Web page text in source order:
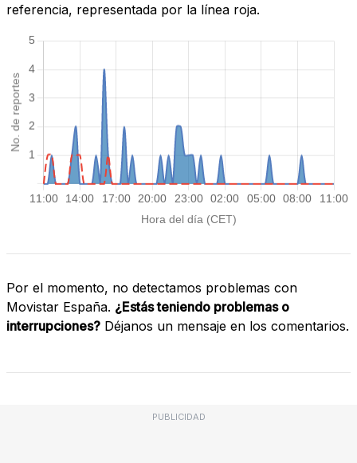
referencia, representada por la línea roja.
Por el momento, no detectamos problemas con
Movistar España. ¿Estás teniendo problemas o
interrupciones? Déjanos un mensaje en los comentarios.
PUBLICIDAD